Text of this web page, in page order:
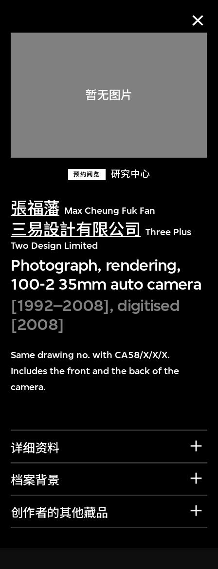
预约阅览 研究中心
張福藩 Max Cheung Fuk Fan
三易設計有限公司
Three Plus
Two Design Limited
Photograph, rendering,
100-2 35mm auto camera
[1992–2008], digitised
[2008]
Same drawing no. with CA58/X/X/X.
Includes the front and the back of the
camera.
详细资料
档案背景
创作者的其他藏品
关于M+藏品
探索世界顶级的二十及二十一世纪视觉
文化藏品。